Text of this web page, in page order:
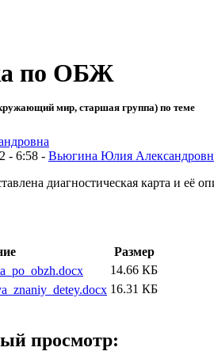
по ОБЖ
мир, старшая группа) по теме
- 6:58 - Вьюгина Юлия
диагностическая карта и её
Размер
14.66 КБ
16.31 КБ
просмотр: